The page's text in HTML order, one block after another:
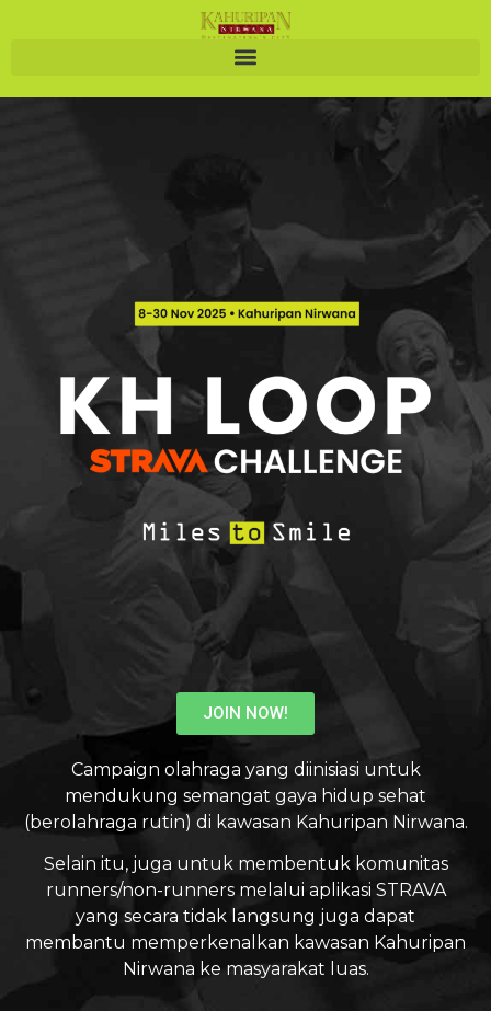
JOIN NOW!
Campaign olahraga yang diinisiasi untuk
mendukung semangat gaya hidup sehat
(berolahraga rutin) di kawasan Kahuripan Nirwana.
Selain itu, juga untuk membentuk komunitas
runners/non-runners melalui aplikasi STRAVA
yang secara tidak langsung juga dapat
membantu memperkenalkan kawasan Kahuripan
Nirwana ke masyarakat luas.